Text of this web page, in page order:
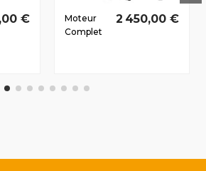
€
Moteur
Complet
2006 2.5
2 450,00 €